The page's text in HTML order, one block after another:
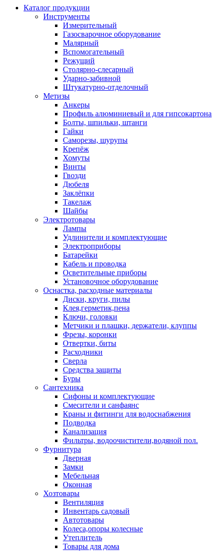
Каталог продукции
Инструменты
Измерительный
Газосварочное оборудование
Малярный
Вспомогательный
Режущий
Столярно-слесарный
Ударно-забивной
Штукатурно-отделочный
Метизы
Анкеры
Профиль алюминиевый и для гипсокартона
Болты, шпильки, штанги
Гайки
Саморезы, шурупы
Крепёж
Хомуты
Винты
Гвозди
Дюбеля
Заклёпки
Такелаж
Шайбы
Электротовары
Лампы
Удлинители и комплектующие
Электроприборы
Батарейки
Кабель и проводка
Осветительные приборы
Установочное оборудование
Оснастка, расходные материалы
Диски, круги, пилы
Клея,герметик,пена
Ключи, головки
Метчики и плашки, держатели, клуппы
Фрезы, коронки
Отвертки, биты
Расходники
Сверла
Средства защиты
Буры
Сантехника
Сифоны и комплектующие
Смесители и санфаянс
Краны и фитинги для водоснабжения
Подводка
Канализация
Фильтры, водоочистители,водяной пол.
Фурнитура
Дверная
Замки
Мебельная
Оконная
Хозтовары
Вентиляция
Инвентарь садовый
Автотовары
Колеса,опоры колесные
Утеплитель
Товары для дома